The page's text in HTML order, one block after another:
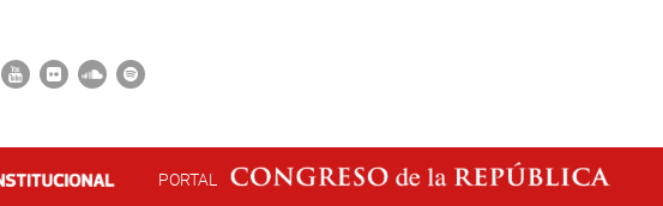
PORTAL